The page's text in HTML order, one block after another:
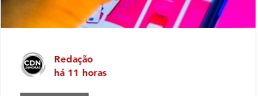
Redação
há 11 horas